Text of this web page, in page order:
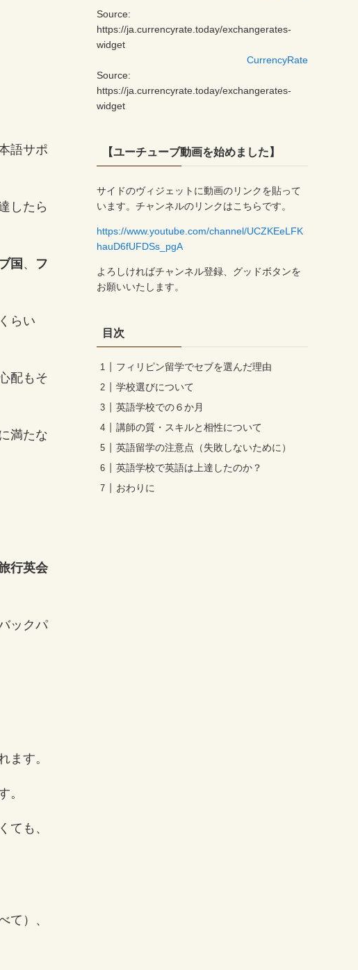
語サポ
したら
国 、 フ
くらい
配もそ
満たな
行英会
ックパ
ます。
。
ても、
て）、
Source:
https://ja.currencyrate.today/exchangerates-
widget
CurrencyRate
Source:
https://ja.currencyrate.today/exchangerates-
widget
【ユーチューブ動画を始めました】
サイドのヴィジェットに動画のリンクを貼って
います。チャンネルのリンクはこちらです。
https://www.youtube.com/channel/UCZKEeLFK
hauD6fUFDSs_pgA
よろしければチャンネル登録、グッドボタンを
お願いいたします。
目次
フィリピン留学でセブを選んだ理由
学校選びについて
英語学校での６か月
講師の質・スキルと相性について
英語留学の注意点（失敗しないために）
英語学校で英語は上達したのか？
おわりに